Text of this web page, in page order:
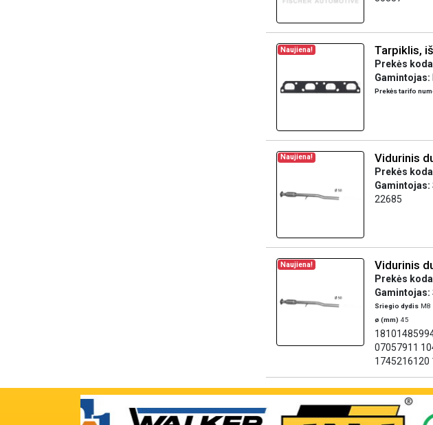
Naujiena! Tarpiklis,
Prekės
Gamintojas:
Prekės tarifo
Naujiena! Vidurinis
Prekės
Gamintojas:
22685
Naujiena! Vidurinis
Prekės
Gamintojas:
Sriegio dydis M8
ø (mm) 45
07057911
1745216120
2062576000
45940351A
7571385